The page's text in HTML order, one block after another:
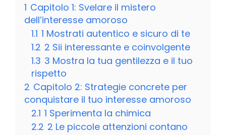
1 Capitolo 1: Svelare il mistero
dell’interesse amoroso
1.1 1 Mostrati autentico e sicuro di te
1.2 2 Sii interessante e coinvolgente
1.3 3 Mostra la tua gentilezza e il tuo
rispetto
2 Capitolo 2: Strategie concrete per
conquistare il tuo interesse amoroso
2.1 1 Sperimenta la chimica
2.2 2 Le piccole attenzioni contano